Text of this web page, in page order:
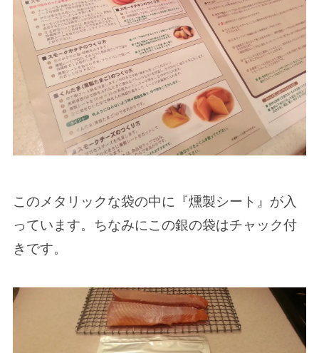
このメタリックな袋の中に『燻製シート』が入
っています。ちなみにこの銀の袋はチャック付
きです。